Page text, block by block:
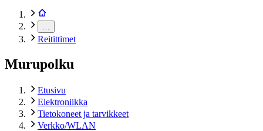
Reitittimet
Murupolku
Etusivu
Elektroniikka
Tietokoneet ja tarvikkeet
Verkko/WLAN